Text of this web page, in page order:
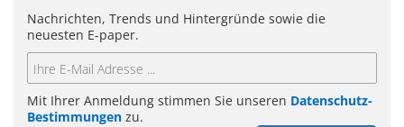
Nachrichten, Trends und Hintergründe sowie die
neuesten E-paper.
Mit Ihrer Anmeldung stimmen Sie unseren Datenschutz-
Bestimmungen zu.